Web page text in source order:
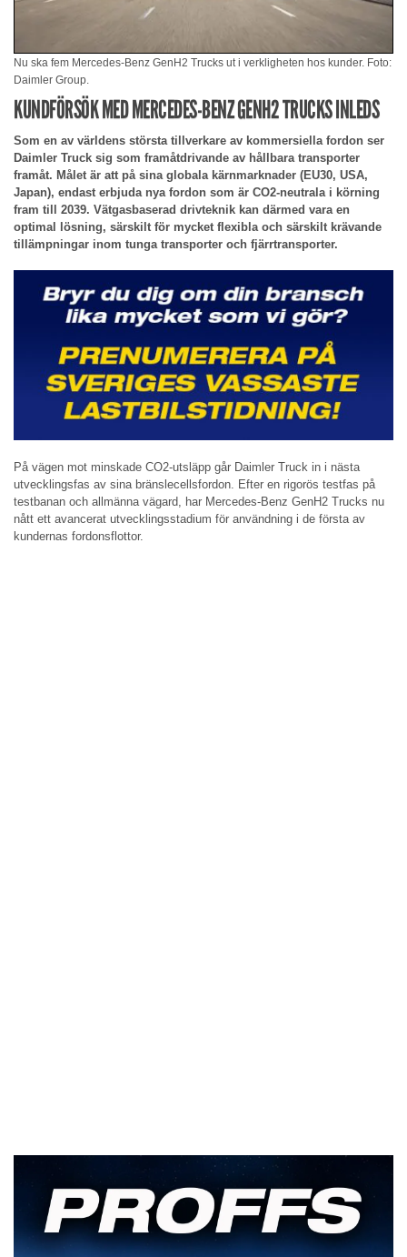
Nu ska fem Mercedes-Benz GenH2 Trucks ut i verkligheten hos kunder. Foto:
Daimler Group.
KUNDFÖRSÖK MED MERCEDES-BENZ GENH2 TRUCKS INLEDS
Som en av världens största tillverkare av kommersiella fordon ser
Daimler Truck sig som framåtdrivande av hållbara transporter
framåt. Målet är att på sina globala kärnmarknader (EU30, USA,
Japan), endast erbjuda nya fordon som är CO2-neutrala i körning
fram till 2039. Vätgasbaserad drivteknik kan därmed vara en
optimal lösning, särskilt för mycket flexibla och särskilt krävande
tillämpningar inom tunga transporter och fjärrtransporter.
På vägen mot minskade CO2-utsläpp går Daimler Truck in i nästa
utvecklingsfas av sina bränslecellsfordon. Efter en rigorös testfas på
testbanan och allmänna vägard, har Mercedes-Benz GenH2 Trucks nu
nått ett avancerat utvecklingsstadium för användning i de första av
kundernas fordonsflottor.